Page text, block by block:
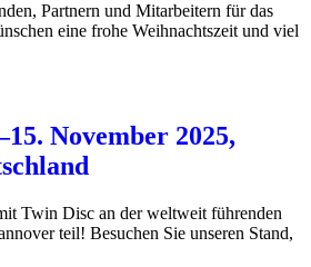
Partnern und Mitarbeitern für das
eine frohe Weihnachtszeit und viel
November 2025,
Twin Disc an der weltweit führenden
teil! Besuchen Sie unseren Stand,